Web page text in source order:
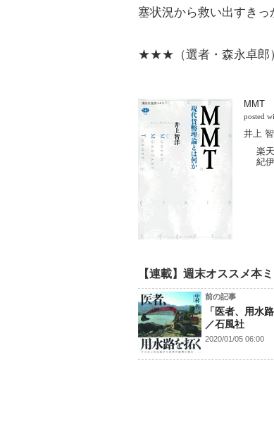
塞状況から救い出すきっ
★★★（選者・森永卓郎
MMT
posted
井上
楽
紀
【連載】週末オススメ本
前の記事
「医者、用水
／石風社
2020/01/05 06:00